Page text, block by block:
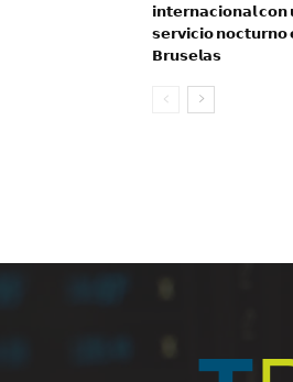
𝗶𝗻𝘁𝗲𝗿𝗻𝗮𝗰𝗶𝗼𝗻𝗮𝗹
𝘀𝗲𝗿𝘃𝗶𝗰𝗶𝗼 𝗻𝗼𝗰𝘁𝘂𝗿𝗻𝗼
𝗕𝗿𝘂𝘀𝗲𝗹𝗮𝘀